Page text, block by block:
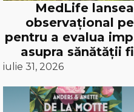
MedLife
observațional
pentru a evalua
asupra sănătății
iulie 31, 2026